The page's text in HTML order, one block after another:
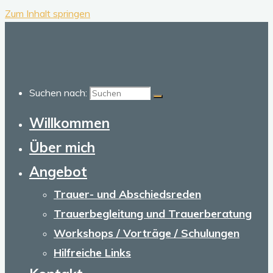
Zum Inhalt springen
Suchen nach:
Willkommen
Über mich
Angebot
Trauer- und Abschiedsreden
Trauerbegleitung und Trauerberatung
Workshops / Vorträge / Schulungen
Hilfreiche Links